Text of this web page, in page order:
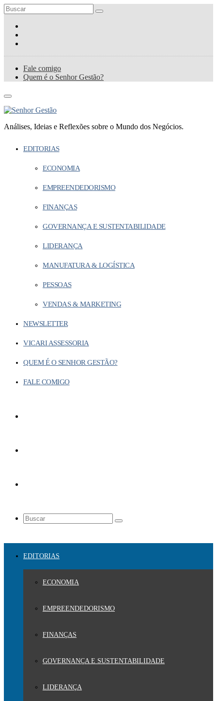
Fale comigo
Quem é o Senhor Gestão?
Análises, Ideias e Reflexões sobre o Mundo dos Negócios.
EDITORIAS
ECONOMIA
EMPREENDEDORISMO
FINANÇAS
GOVERNANÇA E SUSTENTABILIDADE
LIDERANÇA
MANUFATURA & LOGÍSTICA
PESSOAS
VENDAS & MARKETING
NEWSLETTER
VICARI ASSESSORIA
QUEM É O SENHOR GESTÃO?
FALE COMIGO
EDITORIAS
ECONOMIA
EMPREENDEDORISMO
FINANÇAS
GOVERNANÇA E SUSTENTABILIDADE
LIDERANÇA